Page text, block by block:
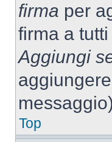
firma per
firma a
Aggiungi
Top